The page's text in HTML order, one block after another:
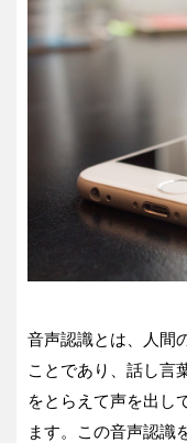
音声認識とは、人間
ことであり、話し言
をとらえて声を出し
ます。この音声認識